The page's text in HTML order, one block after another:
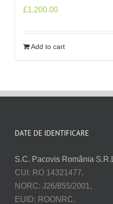
£1,200.00
Add to cart
DATE DE IDENTIFICARE
S.C. Pacovis România
CUI: RO 14321477,
NORC: J26/855/2001,
EUID: ROONRC,